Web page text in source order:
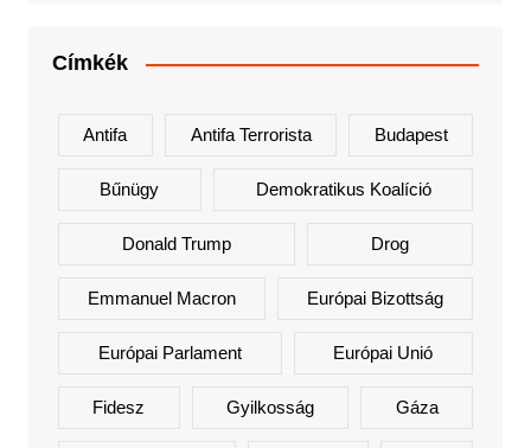
Címkék
Antifa Antifa Terrorista Budapest
Bűnügy Demokratikus Koalíció
Donald Trump Drog
Emmanuel Macron Európai Bizottság
Európai Parlament Európai Unió
Fidesz Gyilkosság Gáza